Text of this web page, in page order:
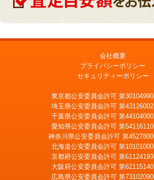
会社概要
プライバシーポリシー
セキュリティーポリシー
東京都公安委員会許可 第
埼玉県公安委員会許可 第
千葉県公安委員会許可 第
愛知県公安委員会許可 第
神奈川県公安委員会許可 第
北海道公安委員会許可 第
京都府公安委員会許可 第
大阪府公安委員会許可 第
広島県公安委員会許可 第